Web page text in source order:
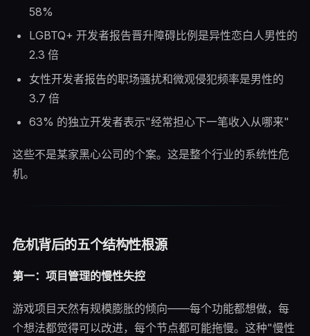
58%
LGBTQ+ 开发者报告晋升障碍比例是异性恋白人男性的
2.3 倍
女性开发者报告的职场骚扰和微观侵犯频率是男性的
3.7 倍
63% 的独立开发者表示"经常担心下一笔收入从哪来"
这些不是某家黑心公司的个案。这是整个行业的系统性危
机。
危机背后的五个结构性根源
第一：项目管理的慢性失控
游戏项目天然有规模膨胀的倾向——每个功能都想做，每
个想法都觉得可以改进，每个节点都可能拖慢。这种"慢性